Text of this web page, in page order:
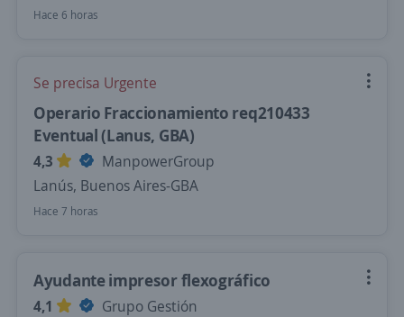
Hace 6 horas
Se precisa Urgente
Operario Fraccionamiento req210433
Eventual (Lanus, GBA)
4,3
ManpowerGroup
Lanús, Buenos Aires-GBA
Hace 7 horas
Ayudante impresor flexográfico
4,1
Grupo Gestión